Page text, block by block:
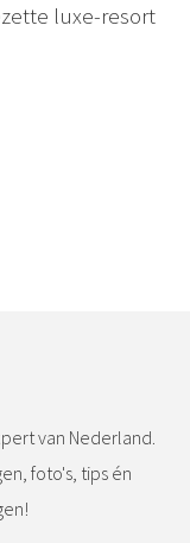
luxe-resort
van Nederland.
foto's, tips én